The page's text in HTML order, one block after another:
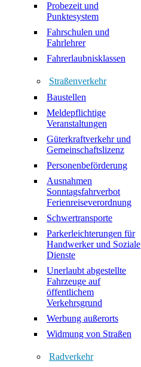
Probezeit und
Punktesystem
Fahrschulen und
Fahrlehrer
Fahrerlaubnisklassen
Straßenverkehr
Baustellen
Meldepflichtige
Veranstaltungen
Güterkraftverkehr und
Gemeinschaftslizenz
Personenbeförderung
Ausnahmen
Sonntagsfahrverbot
Ferienreiseverordnung
Schwertransporte
Parkerleichterungen für
Handwerker und Soziale
Dienste
Unerlaubt abgestellte
Fahrzeuge auf
öffentlichem
Verkehrsgrund
Werbung außerorts
Widmung von Straßen
Radverkehr